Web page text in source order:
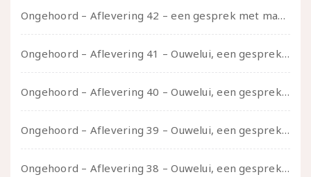
Ongehoord – Aflevering 42 – een gesprek met marijn over seksueel opbloeien, het ouderschap uitvinden en verschillende leeftijden in je mee dragen
Ongehoord – Aflevering 41 – Ouwelui, een gesprek met Marcelle over polyamorie op latere leeftijd, (mantel)zorg voor je partners en seksueel plezier.
Ongehoord – Aflevering 40 – Ouwelui, een gesprek met Sadie Lune over vormende relaties en de geschiedenis van de queer pornobeweging
Ongehoord – Aflevering 39 – Ouwelui, een gesprek met Pepijn en Ivo over hun regenbooggezin, eigenzinnig ouder worden en Cruise Control
Ongehoord – Aflevering 38 – Ouwelui, een gesprek met vreer over behoefte aan geborgenheid en het behouden van je idealen